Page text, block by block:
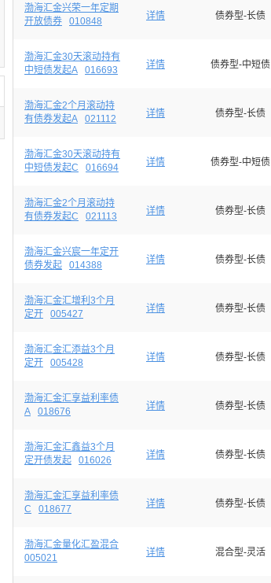
渤海汇金兴荣一年定期
开放债券
010848 详情 债券型-长债
渤海汇金30天滚动持有
中短债发起A
016693 详情 债券型-中短债
渤海汇金2个月滚动持
有债券发起A
021112 详情 债券型-长债
渤海汇金30天滚动持有
中短债发起C
016694 详情 债券型-中短债
渤海汇金2个月滚动持
有债券发起C
021113 详情 债券型-长债
渤海汇金兴宸一年定开
债券发起
014388 详情 债券型-长债
渤海汇金汇增利3个月
定开
005427 详情 债券型-长债
渤海汇金汇添益3个月
定开
005428 详情 债券型-长债
渤海汇金汇享益利率债
A
018676 详情 债券型-长债
渤海汇金汇鑫益3个月
定开债发起
016026 详情 债券型-长债
渤海汇金汇享益利率债
C
018677 详情 债券型-长债
渤海汇金量化汇盈混合
005021
详情 混合型-灵活